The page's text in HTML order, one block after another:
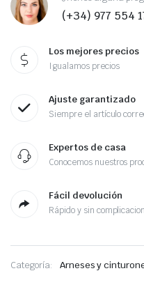
(+34) 977 554
Los mejores precios
Igualamos precios
Ajuste garantizado
Siempre el artículo
Expertos de casa
Conocemos nuestros
Fácil devolución
Rápido y sin
Categoría: Arneses y